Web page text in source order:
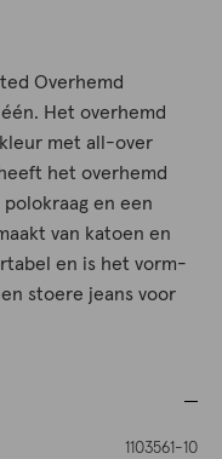
Overhemd
Het overhemd
met all-over
het overhemd
en een
van katoen en
en is het vorm-
stoere jeans voor
1103561-10